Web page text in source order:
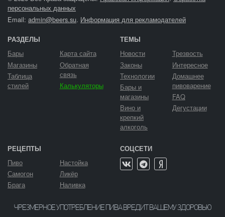
персональных данных
Email: admin@beers.su. Информация для рекламодателей
РАЗДЕЛЫ
Бары
Магазины
Таблица
стилей
Карта сайта
Обратная
связь
Калькуляторы
ТЕМЫ
Новости
Законы
Технологии
Бары и
магазины
Вино и
крепкий
алкоголь
Трезвость
Интересное
Домашнее
пивоварение
FAQ
Дегустации
РЕЦЕПТЫ
Пиво
Самогон
Брага
Настойка
Ликёр
Наливка
СОЦСЕТИ
ЧРЕЗМЕРНОЕ УПОТРЕБЛЕНИЕ ПИВА ВРЕДИТ ВАШЕМУ ЗДОРОВЬЮ